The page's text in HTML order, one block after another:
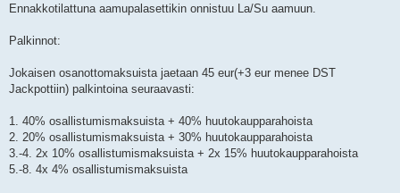
Ennakkotilattuna aamupalasettikin onnistuu La/Su aamuun.
Palkinnot:
Jokaisen osanottomaksuista jaetaan 45 eur(+3 eur menee DST
Jackpottiin) palkintoina seuraavasti:
1. 40% osallistumismaksuista + 40% huutokaupparahoista
2. 20% osallistumismaksuista + 30% huutokaupparahoista
3.-4. 2x 10% osallistumismaksuista + 2x 15% huutokaupparahoista
5.-8. 4x 4% osallistumismaksuista